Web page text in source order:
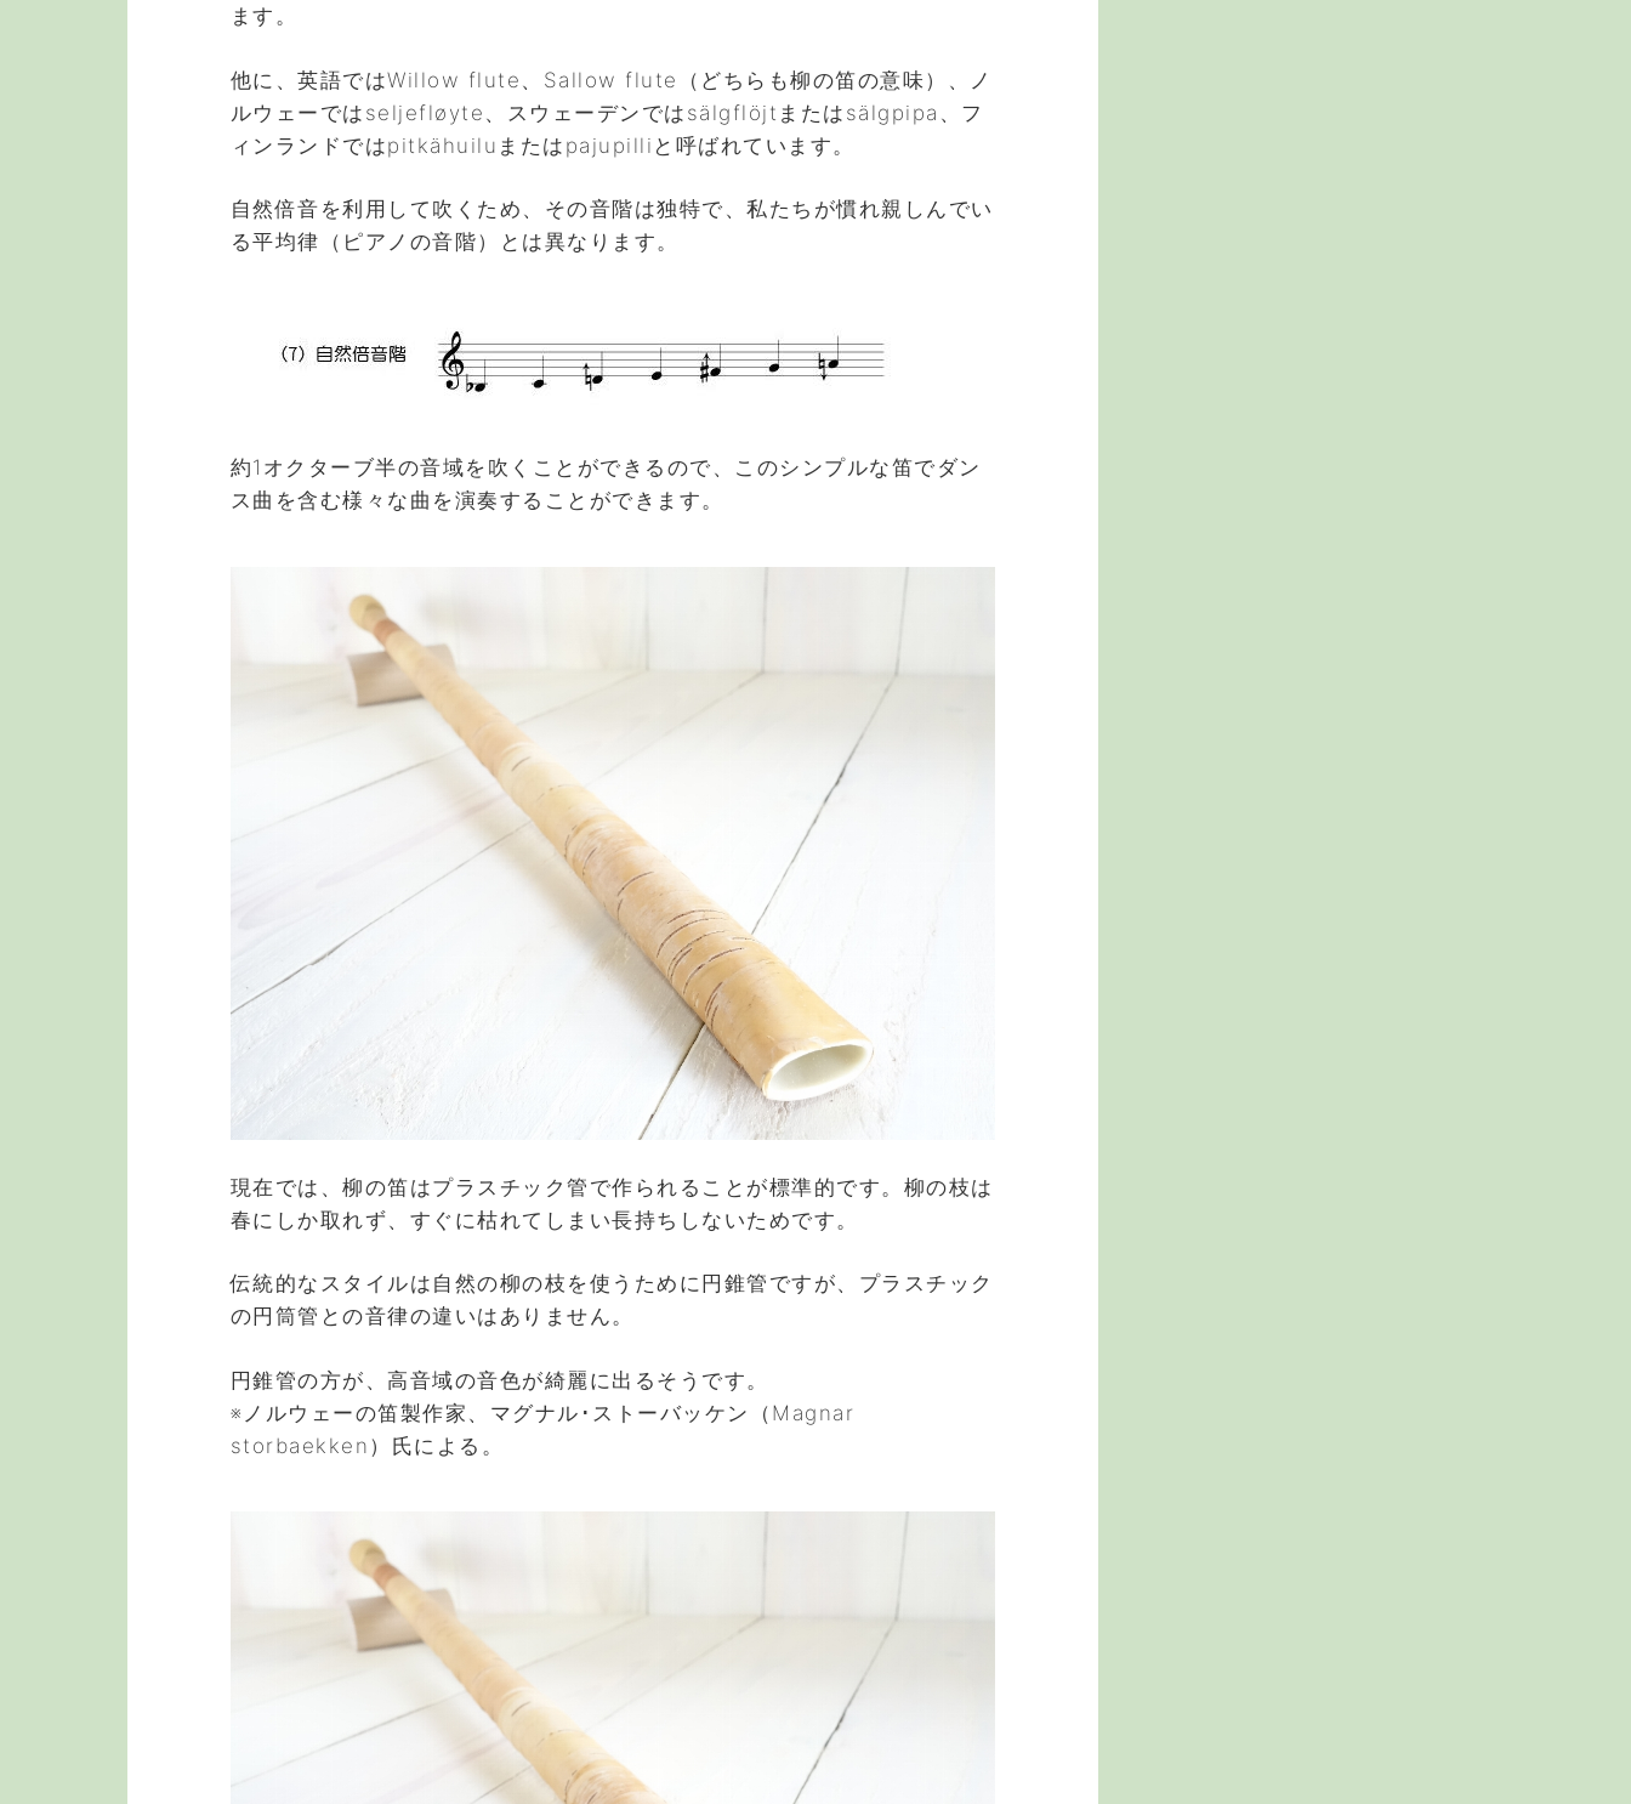
ます。
他に、英語ではWillow flute、Sallow flute（どちらも柳の笛の意味）、ノ
ルウェーではseljefløyte、スウェーデンではsälgflöjtまたはsälgpipa、フ
ィンランドではpitkähuiluまたはpajupilliと呼ばれています。
自然倍音を利用して吹くため、その音階は独特で、私たちが慣れ親しんでい
る平均律（ピアノの音階）とは異なります。
約1オクターブ半の音域を吹くことができるので、このシンプルな笛でダン
ス曲を含む様々な曲を演奏することができます。
現在では、柳の笛はプラスチック管で作られることが標準的です。柳の枝は
春にしか取れず、すぐに枯れてしまい長持ちしないためです。
伝統的なスタイルは自然の柳の枝を使うために円錐管ですが、プラスチック
の円筒管との音律の違いはありません。
円錐管の方が、高音域の音色が綺麗に出るそうです。
※ノルウェーの笛製作家、マグナル･ストーバッケン（Magnar
storbaekken）氏による。